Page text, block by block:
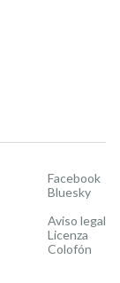
Facebook
Bluesky
Aviso legal
Licenza
Colofón